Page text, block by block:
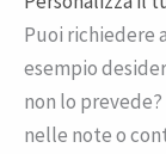
Puoi richiedere
esempio
non lo
nelle note o